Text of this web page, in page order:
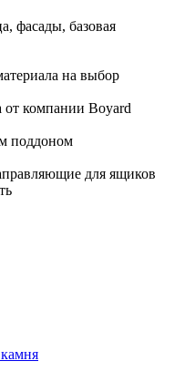
фасады, базовая
на выбор
от компании Boyard
поддоном
для ящиков